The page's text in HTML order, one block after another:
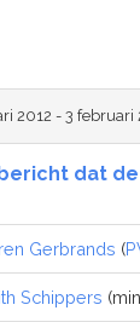
2012 - 3 februari
dat
Gerbrands (
Schippers